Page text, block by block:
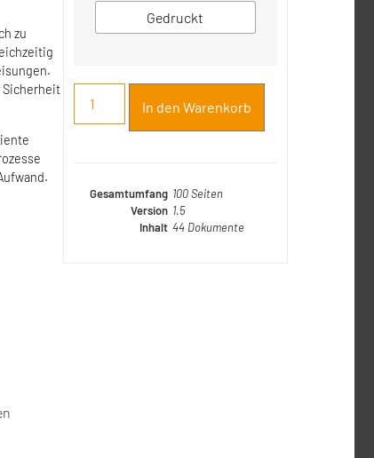
zu
Sicherheit
Gedruckt
In den Warenkorb
Gesamtumfang 100 Seiten
Version 1.5
Inhalt 44 Dokumente